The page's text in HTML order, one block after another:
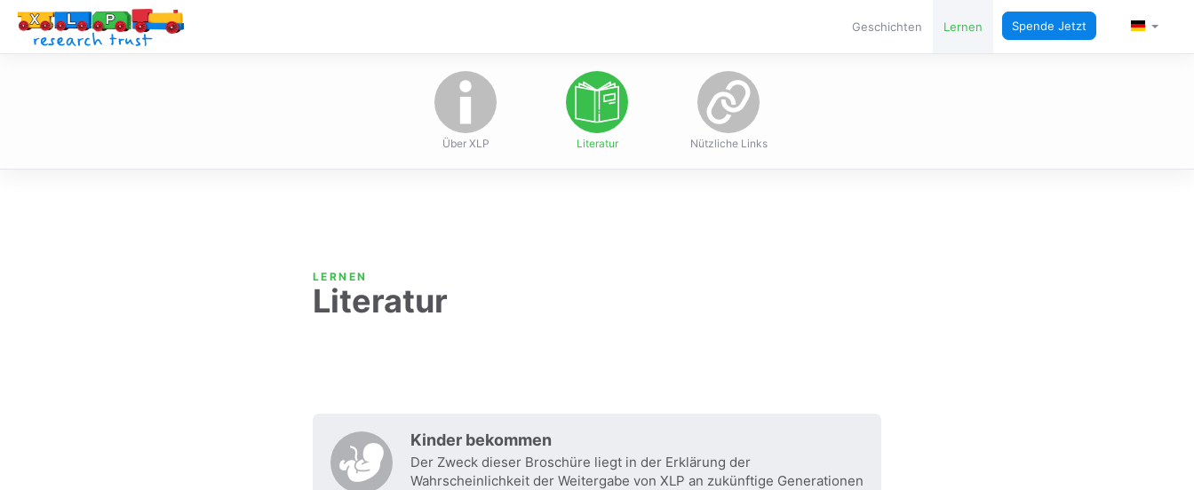
SPRACHE
Geschichten Lernen Spende Jetzt
Über XLP Literatur Nützliche Links
LERNEN
Literatur
Kinder bekommen
Der Zweck dieser Broschüre liegt in der Erklärung der
Wahrscheinlichkeit der Weitergabe von XLP an zukünftige Generationen